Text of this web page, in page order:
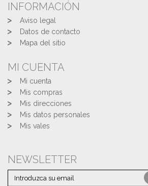
INFORMACIÓN
Aviso legal
Datos de contacto
Mapa del sitio
MI CUENTA
Mi cuenta
Mis compras
Mis direcciones
Mis datos personales
Mis vales
NEWSLETTER